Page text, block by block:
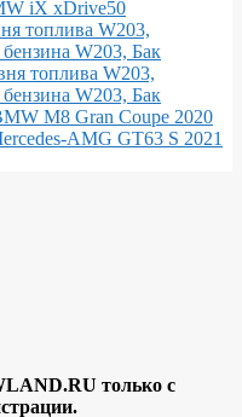
iX xDrive50
топлива W203,
W203, Бак
топлива W203,
W203, Бак
M8 Gran Coupe 2020
AMG GT63 S 2021
только с